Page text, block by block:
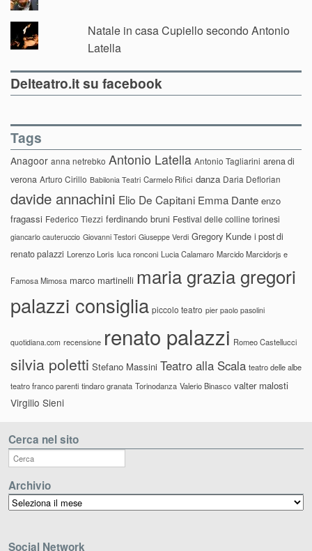
Natale in casa Cupiello secondo Antonio
Latella
Delteatro.it su facebook
Tags
Anagoor anna netrebko Antonio Latella Antonio Tagliarini arena di
verona Arturo Cirillo Babilonia Teatri Carmelo Rifici danza Daria Deflorian
davide annachini Elio De Capitani Emma Dante enzo
fragassi Federico Tiezzi ferdinando bruni Festival delle colline torinesi
giancarlo cauteruccio Giovanni Testori Giuseppe Verdi Gregory Kunde i post di
renato palazzi Lorenzo Loris luca ronconi Lucia Calamaro Marcido Marcidorjs e
Famosa Mimosa marco martinelli maria grazia gregori
palazzi consiglia piccolo teatro pier paolo pasolini
quotidiana.com recensione renato palazzi Romeo Castellucci
silvia poletti Stefano Massini Teatro alla Scala teatro delle albe
teatro franco parenti tindaro granata Torinodanza Valerio Binasco valter malosti
Virgilio Sieni
Cerca nel sito
Archivio
Archivio
Social Network